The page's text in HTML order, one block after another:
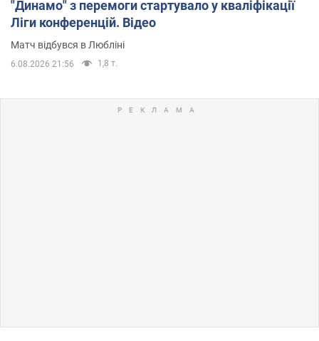
"Динамо" з перемоги стартувало у кваліфікації
Ліги конференцій. Відео
Матч відбувся в Любліні
6.08.2026 21:56 1,8 т.